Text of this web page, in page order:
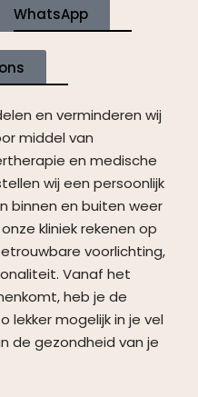
WhatsApp
en verminderen wij
middel van
en medische
wij een persoonlijk
binnen en buiten weer
kliniek rekenen op
voorlichting,
Vanaf het
heb je de
mogelijk in je vel
de gezondheid van je